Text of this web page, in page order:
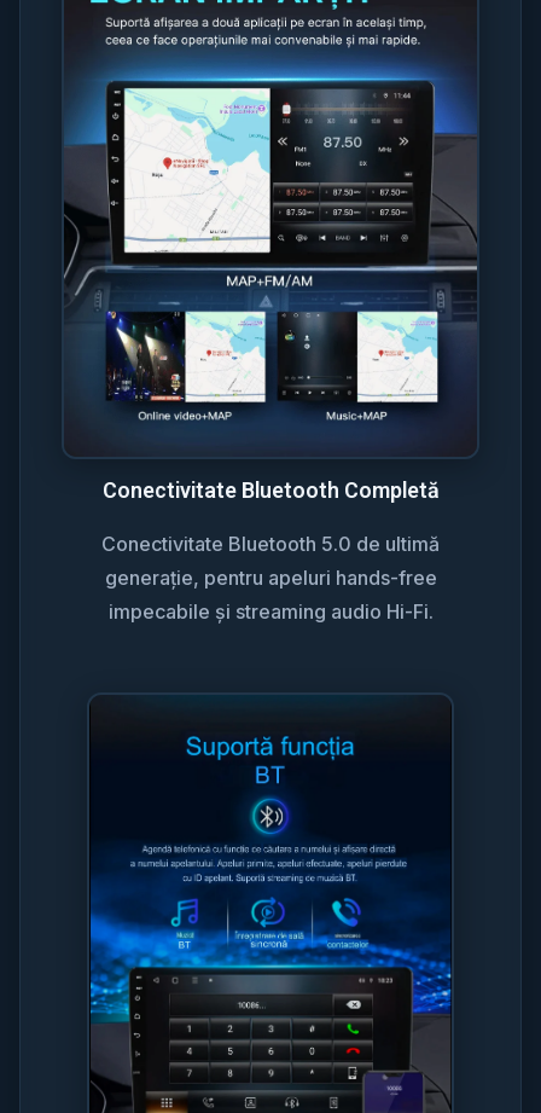
Conectivitate Bluetooth Completă
Conectivitate Bluetooth 5.0 de ultimă
generație, pentru apeluri hands-free
impecabile și streaming audio Hi-Fi.